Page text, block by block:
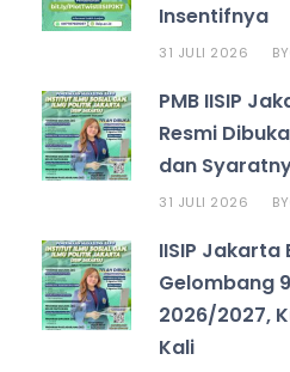
Insentifnya
31 JULI 2026 BY
PMB IISIP
Resmi
dan
31 JULI 2026 BY
IISIP Jakarta
Gelombang
2026/2027,
Kali